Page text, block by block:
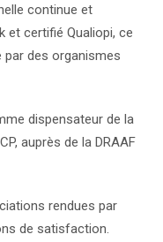
continue et
et certifié Qualiopi, ce
des organismes
dispensateur de la
auprès de la DRAAF
rendues par
de satisfaction.